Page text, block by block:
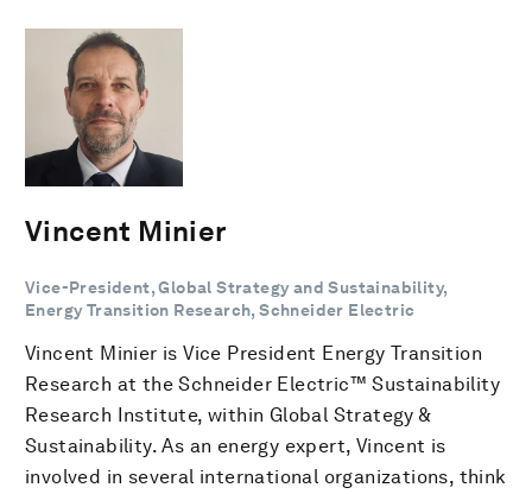
Vincent Minier
Vice-President, Global Strategy and Sustainability,
Energy Transition Research, Schneider Electric
Vincent Minier is Vice President Energy Transition
Research at the Schneider Electric™ Sustainability
Research Institute, within Global Strategy &
Sustainability. As an energy expert, Vincent is
involved in several international organizations, think